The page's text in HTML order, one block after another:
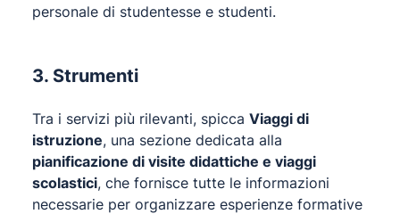
personale di studentesse e studenti.
3. Strumenti
Tra i servizi più rilevanti, spicca Viaggi di
istruzione, una sezione dedicata alla
pianificazione di visite didattiche e viaggi
scolastici, che fornisce tutte le informazioni
necessarie per organizzare esperienze formative